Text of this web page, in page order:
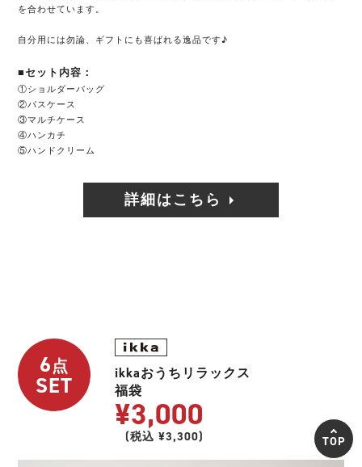
TOP
を合わせています。
自分用には勿論、ギフトにも喜ばれる逸品です♪
■セット内容：
①ショルダーバッグ
②パスケース
③マルチケース
④ハンカチ
⑤ハンドクリーム
詳細はこちら
6点
SET
ikkaおうちリラックス
福袋
¥3,000
(税込 ¥3,300)